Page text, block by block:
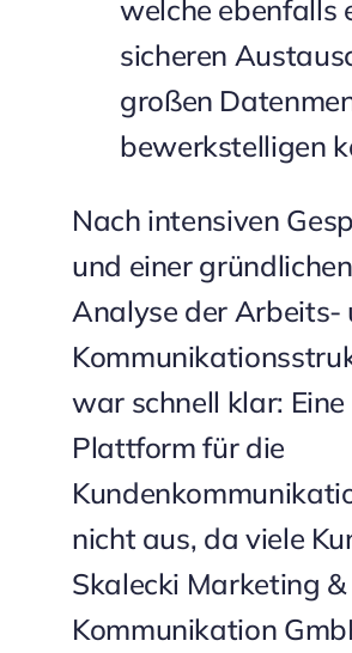
welche ebenfalls
sicheren
großen
bewerkstelligen
Nach intensiven
und einer gründlichen
Analyse der Arbeits-
war schnell klar:
Plattform für die
nicht aus, da viele
Skalecki Marketing &
Kommunikation